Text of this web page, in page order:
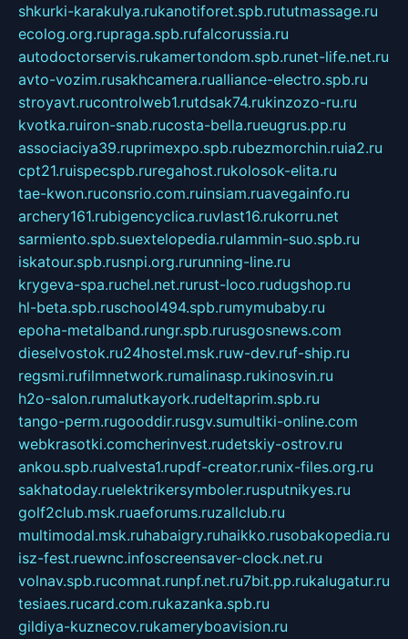
shkurki-karakulya.rukanotiforet.spb.rututmassage.ru
ecolog.org.rupraga.spb.rufalcorussia.ru
autodoctorservis.rukamertondom.spb.runet-life.net.ru
avto-vozim.rusakhcamera.rualliance-electro.spb.ru
stroyavt.rucontrolweb1.rutdsak74.rukinzozo-ru.ru
kvotka.ruiron-snab.rucosta-bella.rueugrus.pp.ru
associaciya39.ruprimexpo.spb.rubezmorchin.ruia2.ru
cpt21.ruispecspb.ruregahost.rukolosok-elita.ru
tae-kwon.ruconsrio.com.ruinsiam.ruavegainfo.ru
archery161.rubigencyclica.ruvlast16.rukorru.net
sarmiento.spb.suextelopedia.rulammin-suo.spb.ru
iskatour.spb.rusnpi.org.rurunning-line.ru
krygeva-spa.ruchel.net.rurust-loco.rudugshop.ru
hl-beta.spb.ruschool494.spb.rumymubaby.ru
epoha-metalband.rungr.spb.rurusgosnews.com
dieselvostok.ru24hostel.msk.ruw-dev.ruf-ship.ru
regsmi.rufilmnetwork.rumalinasp.rukinosvin.ru
h2o-salon.rumalutkayork.rudeltaprim.spb.ru
tango-perm.rugooddir.rusgv.sumultiki-online.com
webkrasotki.comcherinvest.rudetskiy-ostrov.ru
ankou.spb.rualvesta1.rupdf-creator.runix-files.org.ru
sakhatoday.ruelektrikersymboler.rusputnikyes.ru
golf2club.msk.ruaeforums.ruzallclub.ru
multimodal.msk.ruhabaigry.ruhaikko.rusobakopedia.ru
isz-fest.ruewnc.infoscreensaver-clock.net.ru
volnav.spb.rucomnat.runpf.net.ru7bit.pp.rukalugatur.ru
tesiaes.rucard.com.rukazanka.spb.ru
gildiya-kuznecov.rukameryboavision.ru